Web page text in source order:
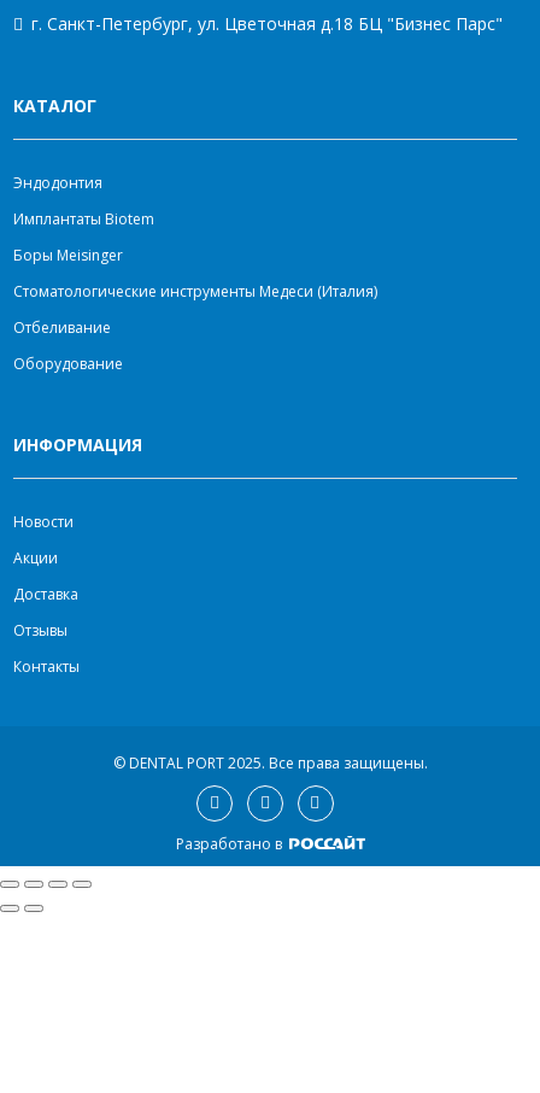
г. Санкт-Петербург, ул. Цветочная д.18 БЦ "Бизнес Парс"
КАТАЛОГ
Эндодонтия
Имплантаты Biotem
Боры Meisinger
Стоматологические инструменты Медеси (Италия)
Отбеливание
Оборудование
ИНФОРМАЦИЯ
Новости
Акции
Доставка
Отзывы
Контакты
© DENTAL PORT 2025. Все права защищены.
Разработано в